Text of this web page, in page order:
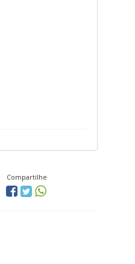
Compartilhe